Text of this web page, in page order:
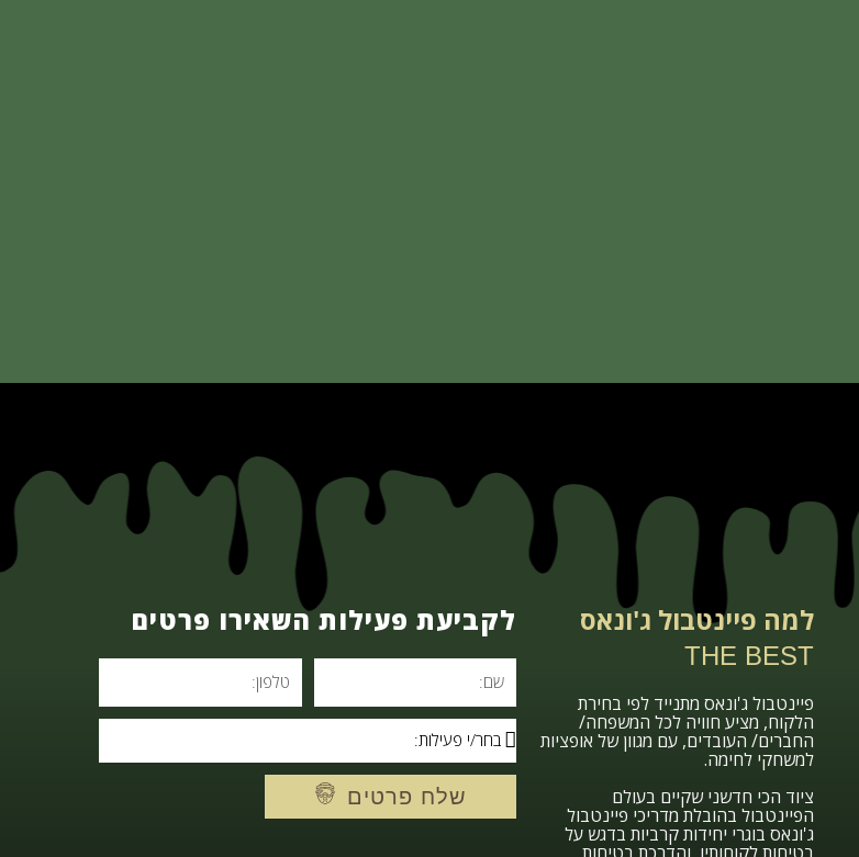
למה פיינטבול ג'ונאס
THE BEST
פיינטבול ג'ונאס מתנייד לפי בחירת
הלקוח, מציע חוויה לכל המשפחה/
החברים/ העובדים, עם מגוון של אופציות
למשחקי לחימה.
ציוד הכי חדשני שקיים בעולם
הפיינטבול בהובלת מדריכי פיינטבול
ג'ונאס בוגרי יחידות קרביות בדגש על
בטיחות לקוחותיו, והדרכת בטיחות
לקביעת פעילות השאירו פרטים
שלח פרטים